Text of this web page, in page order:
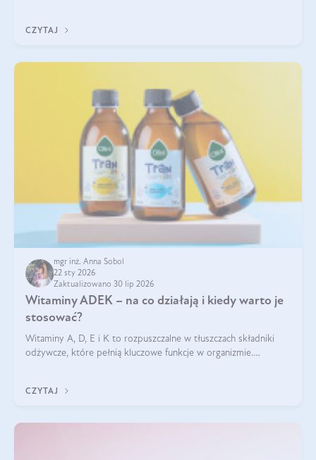
robić?
CZYTAJ
mgr inż. Anna Sobol
22 sty 2026
Zaktualizowano 30 lip 2026
Witaminy ADEK – na co działają i kiedy warto je
stosować?
Witaminy A, D, E i K to rozpuszczalne w tłuszczach składniki
odżywcze, które pełnią kluczowe funkcje w organizmie.
CZYTAJ